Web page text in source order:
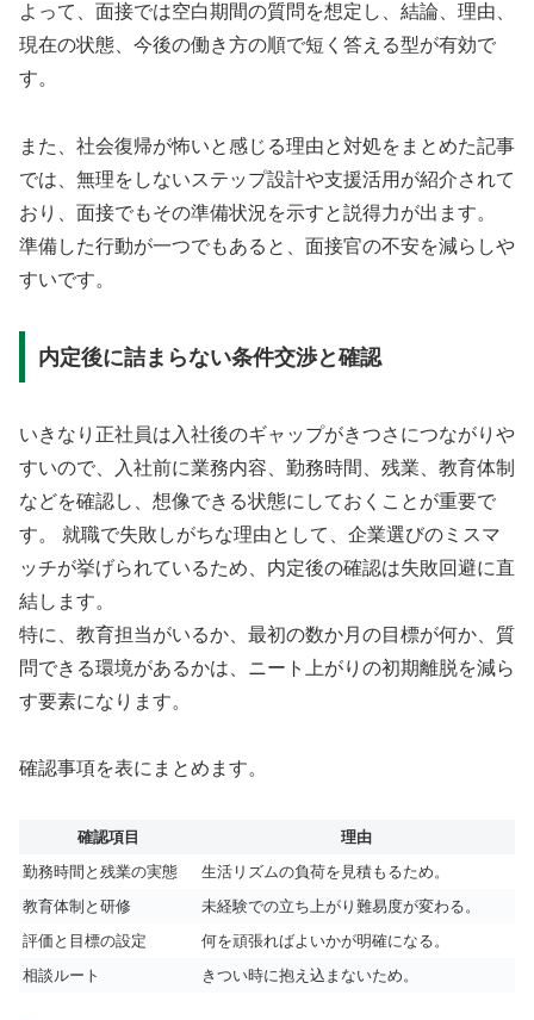
よって、面接では空白期間の質問を想定し、結論、理由、
現在の状態、今後の働き方の順で短く答える型が有効で
す。
また、社会復帰が怖いと感じる理由と対処をまとめた記事
では、無理をしないステップ設計や支援活用が紹介されて
おり、面接でもその準備状況を示すと説得力が出ます。
準備した行動が一つでもあると、面接官の不安を減らしや
すいです。
内定後に詰まらない条件交渉と確認
いきなり正社員は入社後のギャップがきつさにつながりや
すいので、入社前に業務内容、勤務時間、残業、教育体制
などを確認し、想像できる状態にしておくことが重要で
す。 就職で失敗しがちな理由として、企業選びのミスマ
ッチが挙げられているため、内定後の確認は失敗回避に直
結します。
特に、教育担当がいるか、最初の数か月の目標が何か、質
問できる環境があるかは、ニート上がりの初期離脱を減ら
す要素になります。
確認事項を表にまとめます。
確認項目
理由
勤務時間と残業の実態
生活リズムの負荷を見積もるため。
教育体制と研修
未経験での立ち上がり難易度が変わる。
評価と目標の設定
何を頑張ればよいかが明確になる。
相談ルート
きつい時に抱え込まないため。